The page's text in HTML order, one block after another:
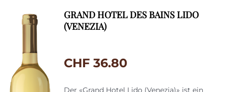
GRAND HOTEL DES BAINS LIDO
(VENEZIA)
CHF 36.80
Der «Grand Hotel Lido (Venezia)» ist ein